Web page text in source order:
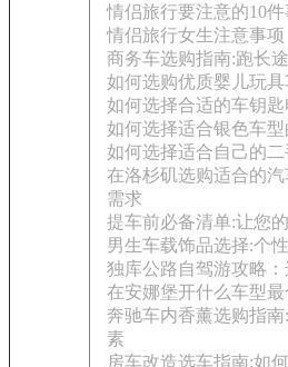
情侣旅行要注意的10件
情侣旅行女生注意事项
商务车选购指南:跑长
如何选购优质婴儿玩具
如何选择合适的车钥匙
如何选择适合银色车
如何选择适合自己的二
在洛杉矶选购适合的
需求
提车前必备清单:让您
男生车载饰品选择:个
独库公路自驾游攻略
在安娜堡开什么车型最
奔驰车内香薰选购指
素
房车改造选车指南:如